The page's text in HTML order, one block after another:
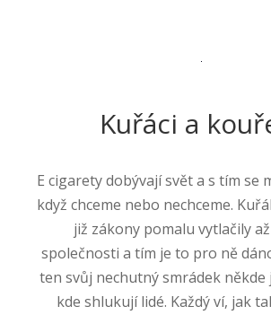
Kuřáci a
E cigarety dobývají svět a s tím se
když chceme nebo nechceme.
již zákony pomalu vytlačily
společnosti a tím je to pro ně
ten svůj nechutný smrádek někde
kde shlukují lidé. Každý ví, jak